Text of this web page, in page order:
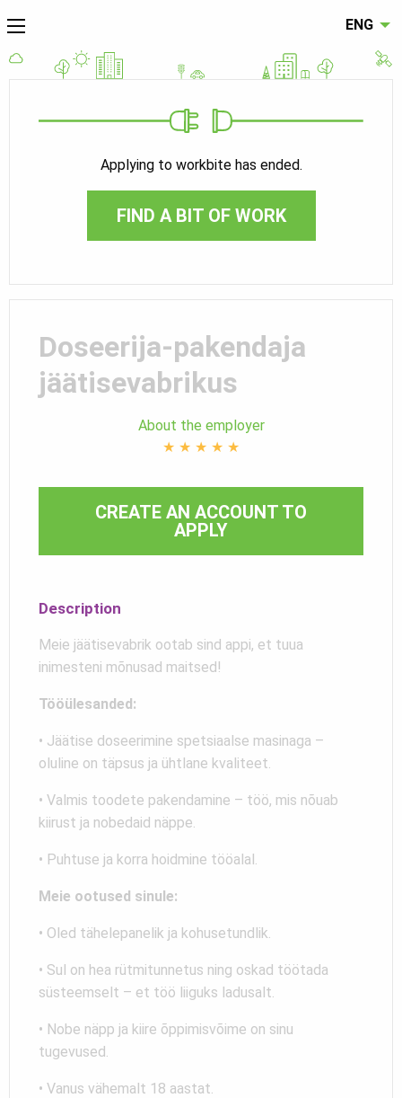
ENG
Applying to workbite has ended.
FIND A BIT OF WORK
Doseerija-pakendaja
jäätisevabrikus
About the employer
★ ★ ★ ★ ★
CREATE AN ACCOUNT TO
APPLY
Description
Meie jäätisevabrik ootab sind appi, et tuua
inimesteni mõnusad maitsed!
Tööülesanded:
• Jäätise doseerimine spetsiaalse masinaga –
oluline on täpsus ja ühtlane kvaliteet.
• Valmis toodete pakendamine – töö, mis nõuab
kiirust ja nobedaid näppe.
• Puhtuse ja korra hoidmine tööalal.
Meie ootused sinule:
• Oled tähelepanelik ja kohusetundlik.
• Sul on hea rütmitunnetus ning oskad töötada
süsteemselt – et töö liiguks ladusalt.
• Nobe näpp ja kiire õppimisvõime on sinu
tugevused.
• Vanus vähemalt 18 aastat.